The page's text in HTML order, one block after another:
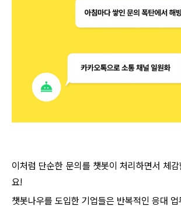
이처럼 단순한 문의를 챗봇이 처리하면서 체
요!
챗봇나우를 도입한 기업들은 반복적인 응대